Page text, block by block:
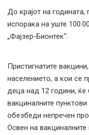
До крајот на годината,
испорака на уште
„Фајзер-Бионтек“.
Пристигнатите
населението, а кои се
деца над 12 години,
вакциналните
обезбеди непречен
Освен на вакциналните